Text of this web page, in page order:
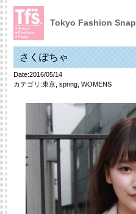
Tokyo Fashion Snap
さくぽちゃ
Date:2016/05/14
カテゴリ:東京, spring, WOMENS